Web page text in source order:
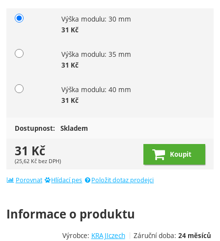
Vyberte variantuVýška modulu: 30 mm
31 Kč
Výška modulu: 35 mm
31 Kč
Výška modulu: 40 mm
31 Kč
Dostupnost: Skladem
31 Kč
(25,62 Kč bez DPH)
Koupit
Porovnat Hlídací pes Položit dotaz prodejci
Informace o produktu
Výrobce: KRAJIczech Záruční doba: 24 měsíců